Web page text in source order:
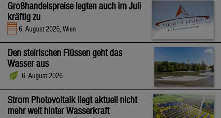
Großhandelspreise legten auch im Juli
kräftig zu
6. August 2026, Wien
Den steirischen Flüssen geht das
Wasser aus
6. August 2026
Strom Photovoltaik liegt aktuell nicht
mehr weit hinter Wasserkraft